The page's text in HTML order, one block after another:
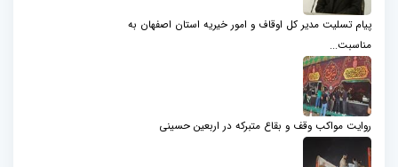
پیام تسلیت مدیر کل اوقاف و امور خیریه استان اصفهان به
مناسبت...
روایت مواکب وقف و بقاع متبرکه در اربعین حسینی